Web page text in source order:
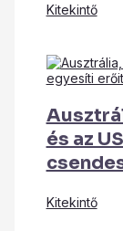
Kitekintő
és az
Kitekintő